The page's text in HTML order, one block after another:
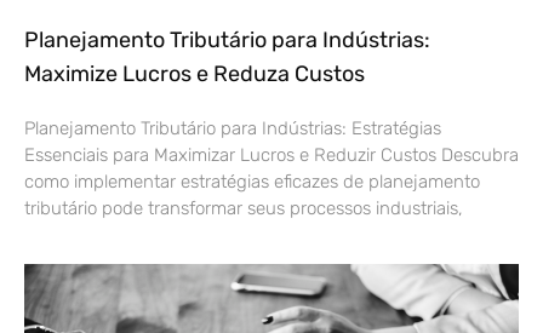
Planejamento Tributário para Indústrias:
Maximize Lucros e Reduza Custos
Planejamento Tributário para Indústrias: Estratégias
Essenciais para Maximizar Lucros e Reduzir Custos Descubra
como implementar estratégias eficazes de planejamento
tributário pode transformar seus processos industriais,